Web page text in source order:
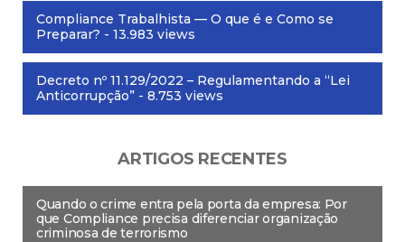
Compliance Trabalhista — O que é e Como se
Preparar? - 13.983 views
Decreto nº 11.129/2022 – Regulamentando a “Lei
Anticorrupção” - 8.753 views
ARTIGOS RECENTES
Quando o crime entra pela porta da empresa: Por
que Compliance precisa diferenciar organização
criminosa de terrorismo